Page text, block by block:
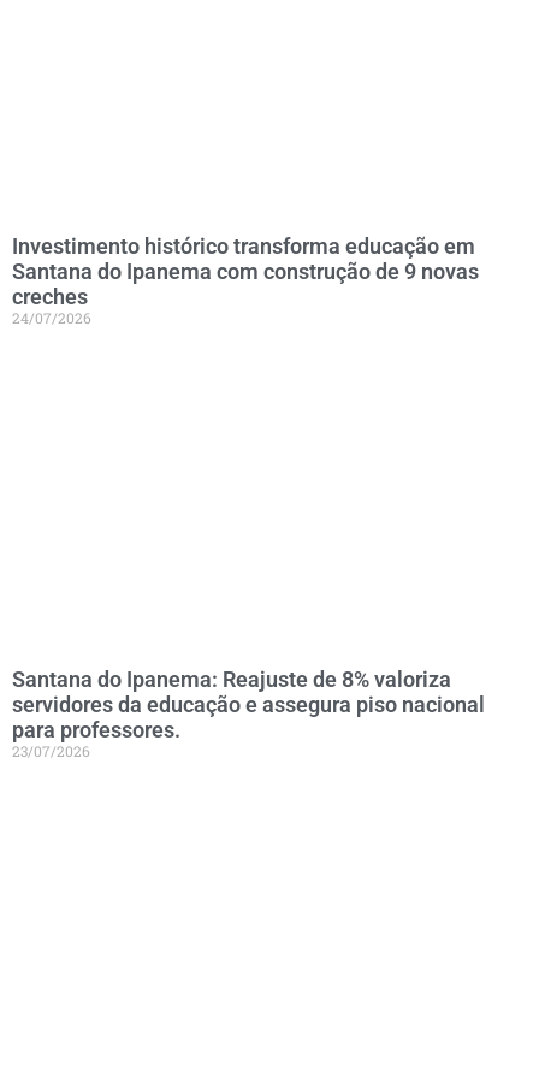
Investimento histórico transforma educação em
Santana do Ipanema com construção de 9 novas
creches
24/07/2026
Santana do Ipanema: Reajuste de 8% valoriza
servidores da educação e assegura piso nacional
para professores.
23/07/2026